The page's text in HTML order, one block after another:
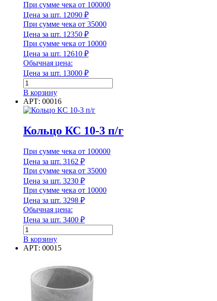
Длина
Единица измерения
Единица измерения
Форма
Форма
Группа горючести
Группа горючести
Класс эмиссии
Класс эмиссии
п/
г
При сумме чека от 100000
Цена за шт. 12090 ₽
При сумме чека от 35000
Цена за шт. 12350 ₽
При сумме чека от 10000
Цена за шт. 12610 ₽
Обычная цена:
Цена за шт. 13000 ₽
Количество
товара
Кольцо
ДК
9
с
В корзину
АРТ: 00016
Кольцо КС 10-3 п/г
При сумме чека от 100000
Цена за шт. 3162 ₽
При сумме чека от 35000
Цена за шт. 3230 ₽
При сумме чека от 10000
Цена за шт. 3298 ₽
Обычная цена:
Цена за шт. 3400 ₽
Количество
товара
Кольцо
В корзину
АРТ: 00015